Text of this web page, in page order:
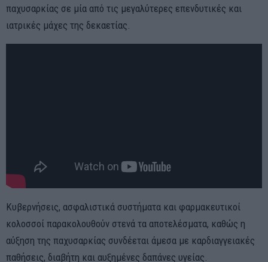
παχυσαρκίας σε μία από τις μεγαλύτερες επενδυτικές και
ιατρικές μάχες της δεκαετίας.
Κυβερνήσεις, ασφαλιστικά συστήματα και φαρμακευτικοί
κολοσσοί παρακολουθούν στενά τα αποτελέσματα, καθώς η
αύξηση της παχυσαρκίας συνδέεται άμεσα με καρδιαγγειακές
παθήσεις, διαβήτη και αυξημένες δαπάνες υγείας.